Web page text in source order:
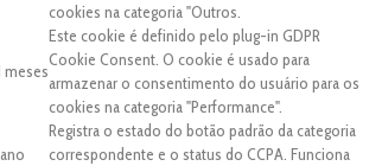
cookies na categoria "Outros.
meses
Este cookie é definido pelo plug-in GDPR
Cookie Consent. O cookie é usado para
armazenar o consentimento do usuário para os
cookies na categoria "Performance".
Registra o estado do botão padrão da categoria
correspondente e o status do CCPA. Funciona